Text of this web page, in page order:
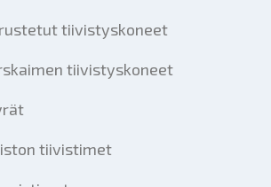
tiivistyskoneet
tiivistyskoneet
tiivistimet